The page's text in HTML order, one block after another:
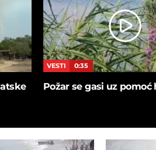
VESTI 0:35
Požar se gasi uz pomoć